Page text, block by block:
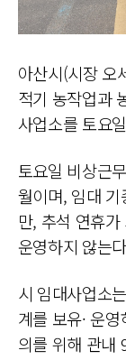
아산시(시장 오
적기 농작업과
사업소를 토요
토요일 비상근
월이며, 임대
만, 추석 연휴
운영하지 않는
시 임대사업소
계를 보유· 운
의를 위해 관내